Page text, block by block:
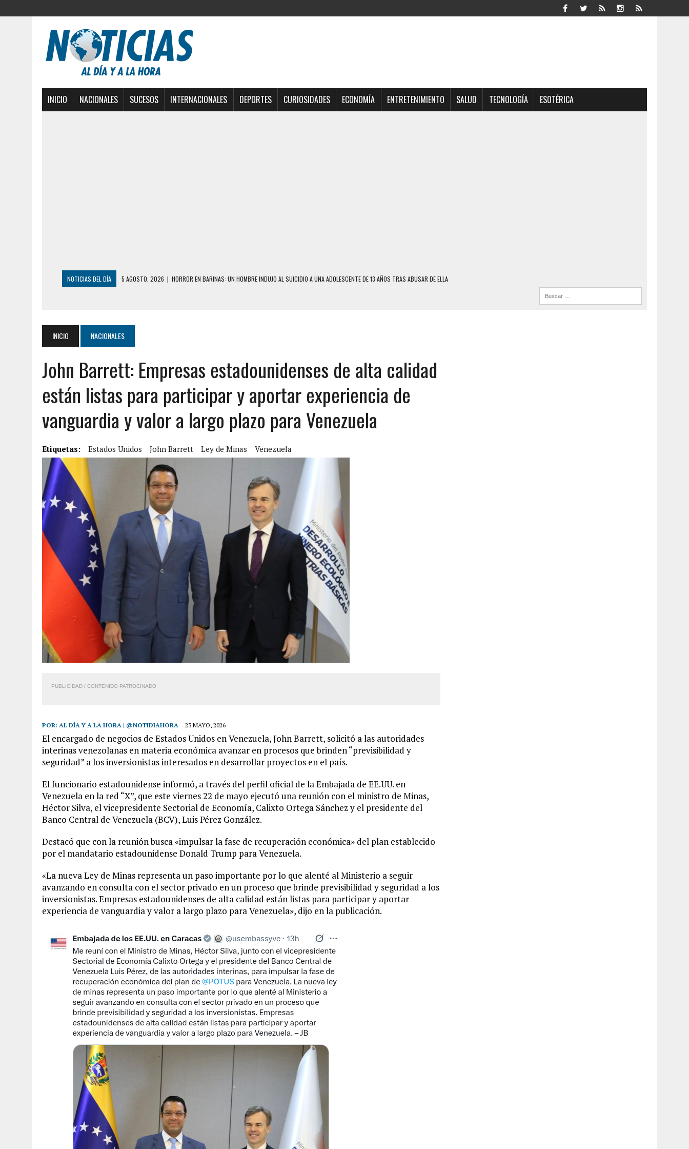
INICIO NACIONALES SUCESOS INTERNACIONALES DEPORTES CURIOSIDADES ECONOMÍA ENTRETENIMIENTO SALUD TECNOLOGÍA ESOTÉRICA
NOTICIAS DEL DÍA 5 AGOSTO, 2026 | HORROR EN BARINAS: UN HOMBRE INDUJO AL SUICIDIO A UNA ADOLESCENTE DE 13 AÑOS TRAS ABUSAR DE ELLA
2 AGOSTO, 2026 | AYUDABA A PERSONAS EN SITUACIÓN DE CALLE Y MURIÓ A MANOS DE VARIOS DE ELLOS EN MATURÍN
2 AGOSTO, 2026
COLAPSÓ TECHO DE UNA VIVIENDA EN EL CENTRO DE CARACAS CON MÁS DE 20 PERSONAS ADENTRO
2 AGOSTO, 2026
| FALCÓN: MUJER ATACÓ CON UN CUCHILLO A SUS HIJOS, UNO PERDIÓ LA VIDA
6 AGOSTO, 2026 | MISTERIOSA MUERTE DE MODELO EN MONAGAS: HALLARON EL CUERPO DENTRO DE SU CASA
6 AGOSTO, 2026
BARINAS: ADOLESCENTE SE QUITÓ LA VIDA TRAS SER ACOSADA Y ABUSADA POR LA PAREJA DE SU ABUELA
6 AGOSTO, 2026 | CONMOCIÓN EN COLORADO POR ASESINATO DE UNA ADOLESCENTE VENEZOLANA EN REUNIÓN CON AMIGOS
5 AGOSTO, 2026 | PRESUNTO BROTE PSICÓTICO POR FALTA DE TRATAMIENTO DESENCADENÓ TRAGEDIA FAMILIAR
INICIO NACIONALES
John Barrett: Empresas estadounidenses de alta calidad
están listas para participar y aportar experiencia de
vanguardia y valor a largo plazo para Venezuela
Etiquetas: Estados Unidos John Barrett Ley de Minas Venezuela
PUBLICIDAD / CONTENIDO PATROCINADO
POR: AL DÍA Y A LA HORA | @NOTIDIAHORA 23 MAYO, 2026
El encargado de negocios de Estados Unidos en Venezuela, John Barrett, solicitó a las autoridades
interinas venezolanas en materia económica avanzar en procesos que brinden “previsibilidad y
seguridad” a los inversionistas interesados en desarrollar proyectos en el país.
El funcionario estadounidense informó, a través del perfil oficial de la Embajada de EE.UU. en
Venezuela en la red “X”, que este viernes 22 de mayo ejecutó una reunión con el ministro de Minas,
Héctor Silva, el vicepresidente Sectorial de Economía, Calixto Ortega Sánchez y el presidente del
Banco Central de Venezuela (BCV), Luis Pérez González.
Destacó que con la reunión busca «impulsar la fase de recuperación económica» del plan establecido
por el mandatario estadounidense Donald Trump para Venezuela.
«La nueva Ley de Minas representa un paso importante por lo que alenté al Ministerio a seguir
avanzando en consulta con el sector privado en un proceso que brinde previsibilidad y seguridad a los
inversionistas. Empresas estadounidenses de alta calidad están listas para participar y aportar
experiencia de vanguardia y valor a largo plazo para Venezuela», dijo en la publicación.